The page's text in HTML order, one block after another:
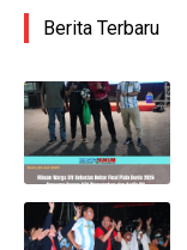
Berita Terbaru